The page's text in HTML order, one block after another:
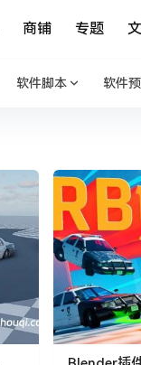
商铺 专题
软件脚本 软件